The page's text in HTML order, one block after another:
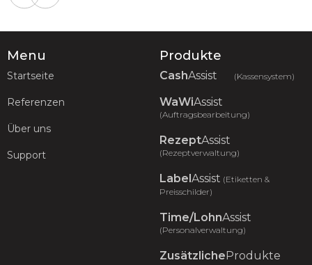
Menu
Startseite
Referenzen
Über uns
Support
Produkte
CashAssist (Kassensystem)
WaWiAssist
(Auftragsbearbeitung)
RezeptAssist
(Rezeptverwaltung)
LabelAssist (Etiketten &
Preisschilder)
Time/LohnAssist
(Personalverwaltung)
ZusätzlicheProdukte